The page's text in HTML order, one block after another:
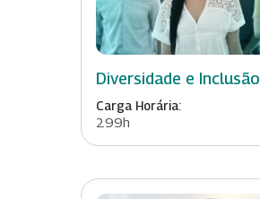
Diversidade e Inclusão
Carga Horária:
299h